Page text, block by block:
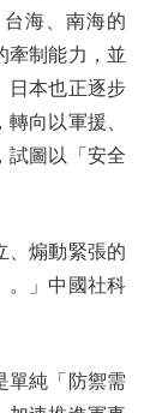
海、南海的
牽制能力，並
日本也正逐步
向以軍援、
試圖以「安全
煽動緊張的
。」中國社科
純「防禦需